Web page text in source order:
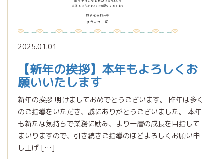
2025.01.01
【新年の挨拶】本年もよろしくお
願いいたします
新年の挨拶 明けましておめでとうございます。 昨年は多く
のご指導をいただき、誠にありがとうございました。 本年
も新たな気持ちで業務に励み、より一層の成長を目指して
まいりますので、引き続きご指導のほどよろしくお願い申
し上げ […]